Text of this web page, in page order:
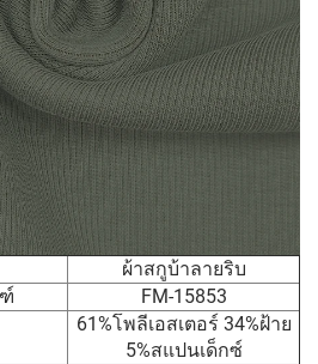
ผ้าสกูบ้าลายริบ
FM-15853
61%โพลีเอสเตอร์ 34%ฝ้าย
5%สแปนเด็กซ์